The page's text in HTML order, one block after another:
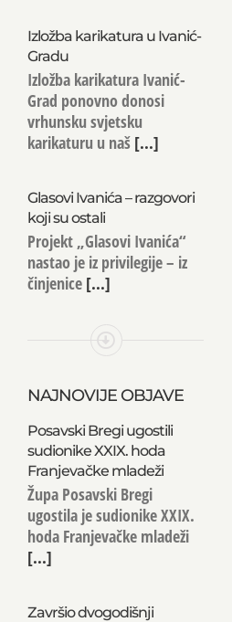
Izložba karikatura u Ivanić-
Gradu
Izložba karikatura Ivanić-
Grad ponovno donosi
vrhunsku svjetsku
karikaturu u naš[...]
Glasovi Ivanića – razgovori
koji su ostali
Projekt „Glasovi Ivanića“
nastao je iz privilegije – iz
činjenice[...]
NAJNOVIJE OBJAVE
Posavski Bregi ugostili
sudionike XXIX. hoda
Franjevačke mladeži
Župa Posavski Bregi
ugostila je sudionike XXIX.
hoda Franjevačke mladeži
[...]
Završio dvogodišnji